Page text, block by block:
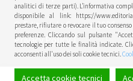
© Editoriale Cosmo 2026
Privacy Policy
analitici di terze parti). L’informativa
disponibile al link: https://
prestare, rifiutare o revocare il tuo
preferenze. Cliccando sul pulsante
tecnologie per tutte le finalità indicate.
acconsenti all'uso dei soli cookie tecnici.
Accetta cookie tecnici